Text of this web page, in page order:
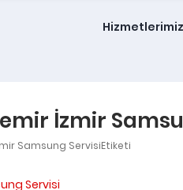
Hizmetlerimiz
İzmir
Samsung ServisiEtiketi